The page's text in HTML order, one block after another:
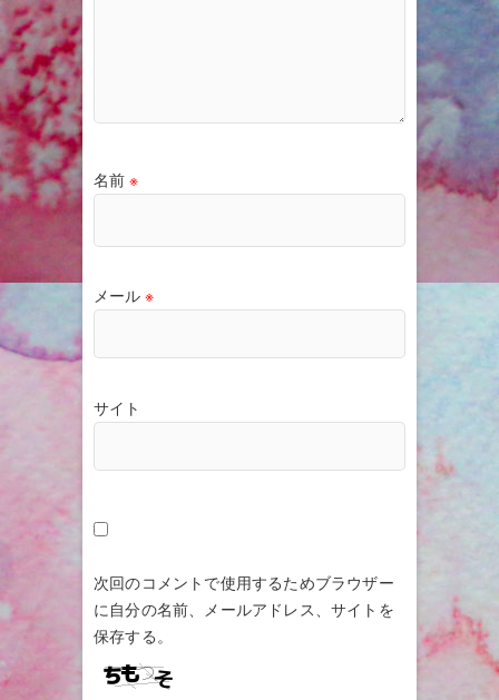
名前 ※
メール ※
サイト
次回のコメントで使用するためブラウザー
に自分の名前、メールアドレス、サイトを
保存する。